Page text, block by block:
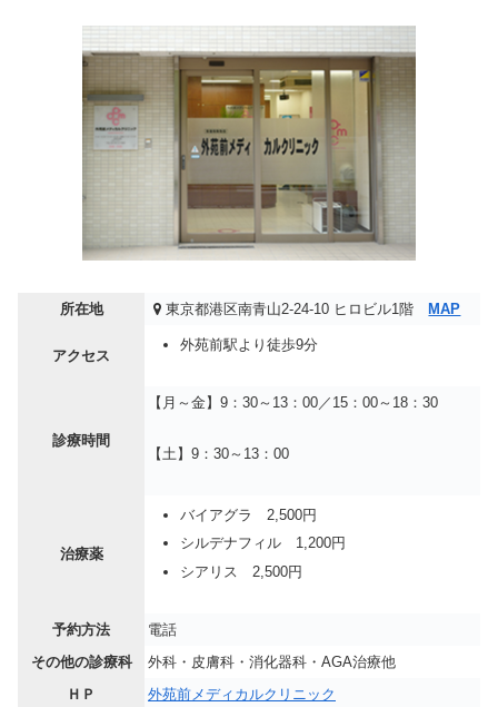
所在地 東京都港区南青山2-24-10 ヒロビル1階 MAP
アクセス
外苑前駅より徒歩9分
診療時間
【月～金】9：30～13：00／15：00～18：30
【土】9：30～13：00
治療薬
バイアグラ 2,500円
シルデナフィル 1,200円
シアリス 2,500円
予約方法
電話
その他の診療科
外科・皮膚科・消化器科・AGA治療他
ＨＰ
外苑前メディカルクリニック